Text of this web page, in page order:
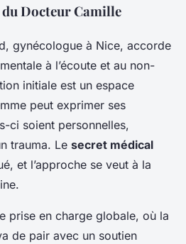
Docteur Camille
gynécologue à Nice, accorde
à l’écoute et au non-
initiale est un espace
peut exprimer ses
ci soient personnelles,
trauma. Le secret médical
et l’approche se veut à la
prise en charge globale, où la
de pair avec un soutien